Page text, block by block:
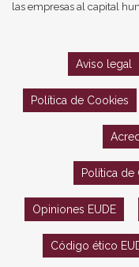
las empresas al capital
Aviso legal
Política de Cookies
Política de
Opiniones EUDE
Código ético